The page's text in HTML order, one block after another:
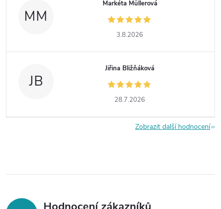
MM
Markéta Müllerová
3.8.2026
JB
Jiřina Bližňáková
28.7.2026
Zobrazit další hodnocení